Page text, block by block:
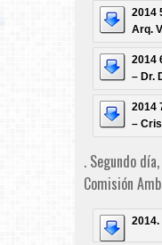
2014
Arq.
2014
– Dr.
2014
–
. Segundo
Comisión
2014.